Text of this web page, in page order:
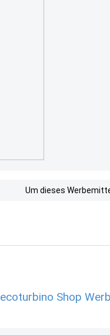
Um dieses
ecoturbino Shop